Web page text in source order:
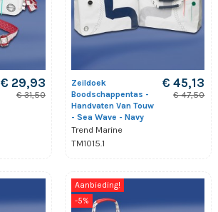
€ 29,93
€ 31,50
Zeildoek
Boodschappentas -
Handvaten Van Touw
- Sea Wave - Navy
Trend Marine
TM1015.1
€ 45,13
€ 47,50
Aanbieding!
-5%